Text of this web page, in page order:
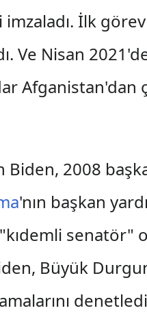
İlk
Ve Nisan
Afganistan'dan
Biden, 2008
'nın başkan
senatör"
Büyük